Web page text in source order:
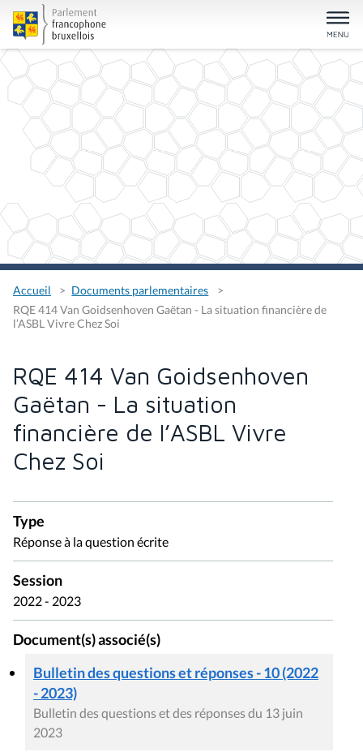
Accueil
Documents parlementaires
RQE 414 Van Goidsenhoven Gaëtan - La situation financière de
l’ASBL Vivre Chez Soi
RQE 414 Van Goidsenhoven
Gaëtan - La situation
financière de l’ASBL Vivre
Chez Soi
Type
Réponse à la question écrite
Session
2022 - 2023
Document(s) associé(s)
Bulletin des questions et réponses - 10 (2022
- 2023)
Bulletin des questions et des réponses du 13 juin
2023